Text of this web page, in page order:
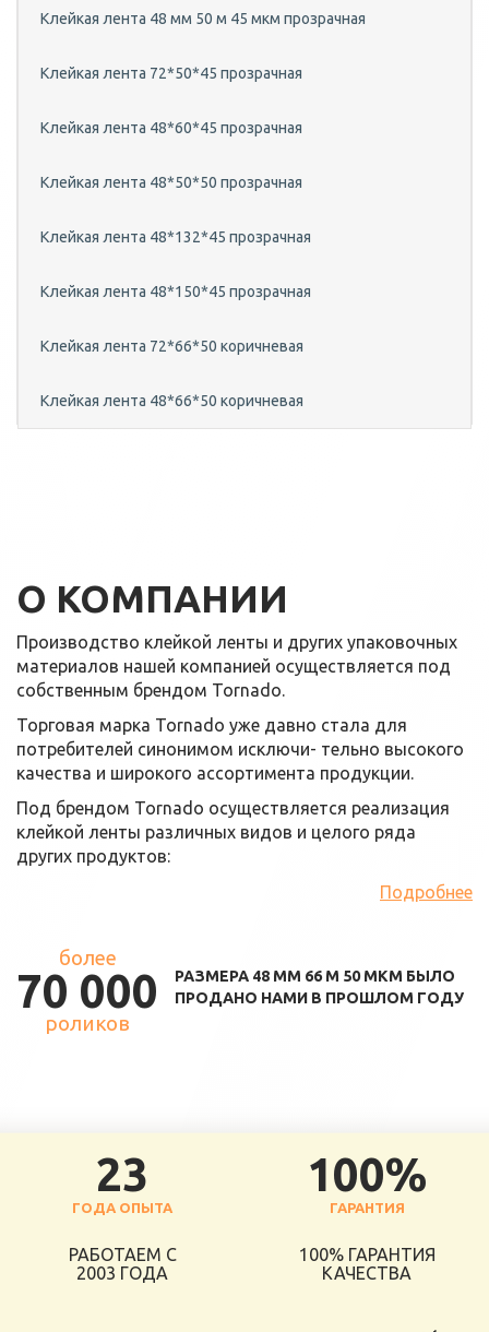
Клейкая лента 48 мм 50 м 45 мкм прозрачная
Клейкая лента 72*50*45 прозрачная
Клейкая лента 48*60*45 прозрачная
Клейкая лента 48*50*50 прозрачная
Клейкая лента 48*132*45 прозрачная
Клейкая лента 48*150*45 прозрачная
Клейкая лента 72*66*50 коричневая
Клейкая лента 48*66*50 коричневая
О КОМПАНИИ
Производство клейкой ленты и других упаковочных
материалов нашей компанией осуществляется под
собственным брендом Tornado.
Торговая марка Tornado уже давно стала для
потребителей синонимом исключи- тельно высокого
качества и широкого ассортимента продукции.
Под брендом Tornado осуществляется реализация
клейкой ленты различных видов и целого ряда
других продуктов:
Подробнее
более
70 000
роликов
РАЗМЕРА 48 ММ 66 М 50 МКМ БЫЛО
ПРОДАНО НАМИ В ПРОШЛОМ ГОДУ
23
ГОДА ОПЫТА
РАБОТАЕМ С
2003 ГОДА
100%
ГАРАНТИЯ
100% ГАРАНТИЯ
КАЧЕСТВА